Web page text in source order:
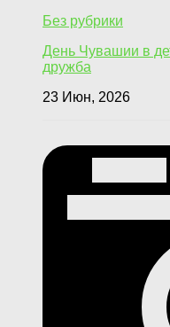
Без рубрики
День Чувашии в
дружба
23 Июн, 2026